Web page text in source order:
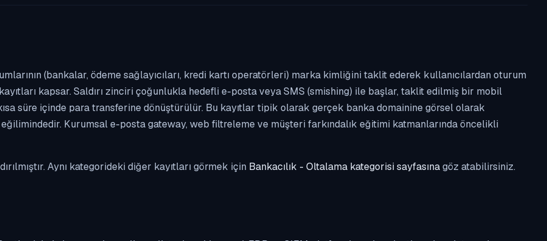
(bankalar, ödeme sağlayıcıları, kredi kartı operatörleri) marka kimliğini taklit ederek kullanıcılardan oturum
kapsar. Saldırı zinciri çoğunlukla hedefli e-posta veya SMS (smishing) ile başlar, taklit edilmiş bir mobil
süre içinde para transferine dönüştürülür. Bu kayıtlar tipik olarak gerçek banka domainine görsel olarak
Kurumsal e-posta gateway, web filtreleme ve müşteri farkındalık eğitimi katmanlarında öncelikli
Aynı kategorideki diğer kayıtları görmek için Bankacılık - Oltalama kategorisi sayfasınagöz atabilirsiniz.